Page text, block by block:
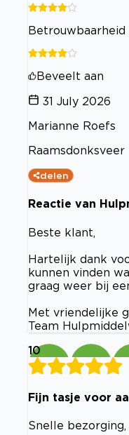
Betrouwbaarheid
Beveelt aan
31 July 2026
Marianne Roefs
Raamsdonksveer
delen
Reactie van
Beste klant,
Hartelijk dank
kunnen vinden
graag weer bij
Met vriendelijke
Team
10
Fijn tasje voor
Snelle bezorging,